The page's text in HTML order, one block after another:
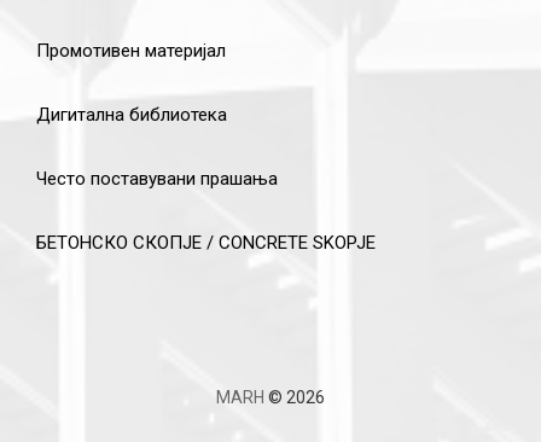
Промотивен материјал
Дигитална библиотека
Често поставувани прашања
БЕТОНСКО СКОПЈЕ / CONCRETE SKOPJE
MARH © 2026